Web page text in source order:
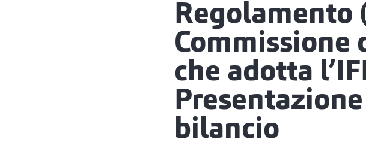
Regolamento
Commissione
che adotta
bilancio